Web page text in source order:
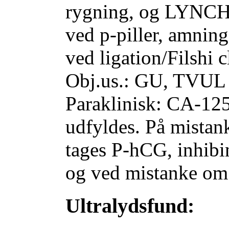
rygning, og
ved p-piller,
ved ligation/Filshi
Obj.us.: GU,
Paraklinisk: CA-
udfyldes. På
tages P-hCG,
og ved mistanke
Ultralydsfund: